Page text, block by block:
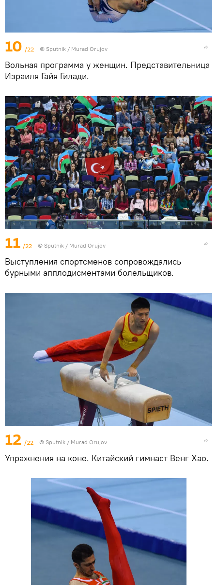
10 /22 © Sputnik / Murad Orujov
Вольная программа у женщин. Представительница
Израиля Гайя Гилади.
11 /22 © Sputnik / Murad Orujov
Выступления спортсменов сопровождались
бурными апплодисментами болельщиков.
12 /22 © Sputnik / Murad Orujov
Упражнения на коне. Китайский гимнаст Венг Хао.